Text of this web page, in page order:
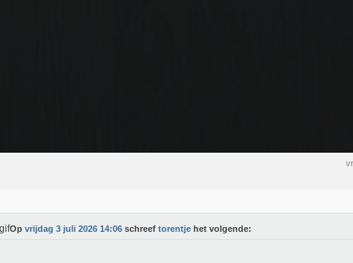
Op vrijdag 3 juli 2026 14:06 schreef torentje het volgende: